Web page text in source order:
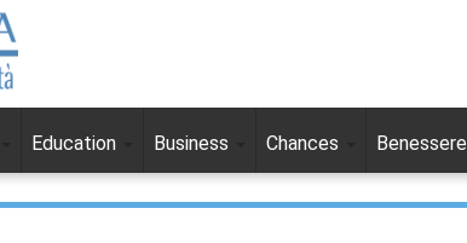
Education Business Chances Benessere